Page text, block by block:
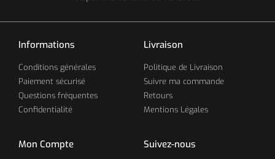
Informations
Conditions générales
Paiement sécurisé
Questions fréquentes
Confidentialité
Livraison
Politique de Livraison
Suivre ma commande
Retours
Mentions Légales
Mon Compte Suivez-nous